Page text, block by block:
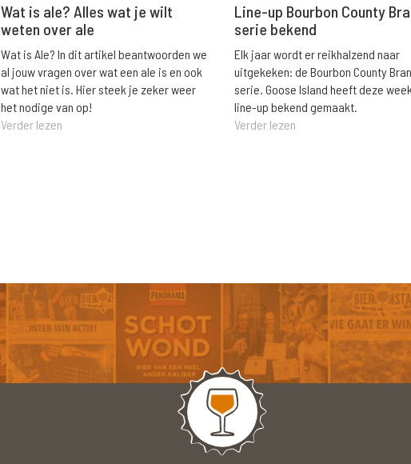
Wat is ale? Alles wat je wilt
weten over ale
Wat is Ale? In dit artikel beantwoorden we
al jouw vragen over wat een ale is en ook
wat het niet is. Hier steek je zeker weer
het nodige van op!
Verder lezen
Line-up Bourbon County
serie bekend
Elk jaar wordt er reikhalzend naar
uitgekeken: de Bourbon County
serie. Goose Island heeft deze
line-up bekend gemaakt.
Verder lezen